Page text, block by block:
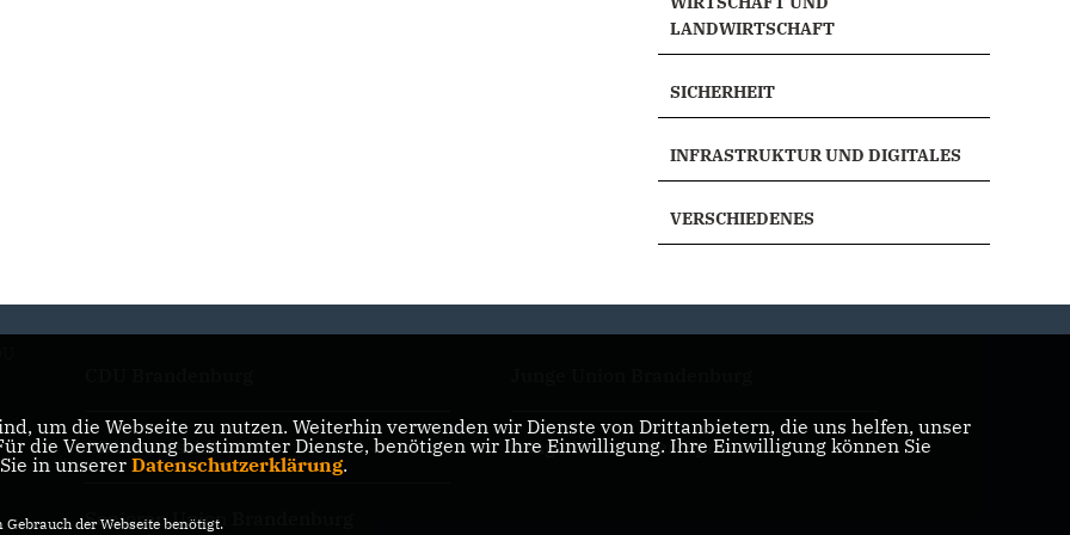
LANDWIRTSCHAFT
SICHERHEIT
INFRASTRUKTUR UND DIGITALES
VERSCHIEDENES
CDU Deutschlands
Senioren Union Brandenburg
Junge Union Oder-Spree
um die Webseite zu nutzen. Weiterhin verwenden wir Dienste von Drittanbietern, die uns helfen, unser
die Verwendung bestimmter Dienste, benötigen wir Ihre Einwilligung. Ihre Einwilligung können Sie
in unserer Datenschutzerklärung.
der Webseite benötigt.